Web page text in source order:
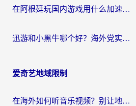
在阿根廷玩国内游戏用什么加速器？3年海外党亲测实用指南
迅游和小黑牛哪个好？海外党实测指南，选对中国地址加速器才能无缝刷国内资源
爱奇艺地域限制
在海外如何听音乐视频？别让地域限制挡住你的华语旋律